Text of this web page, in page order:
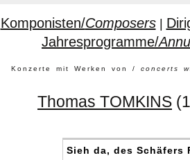
Komponisten/Composers|
Jahresprogramme/
Konzerte mit Werken von / concerts
Thomas TOMKINS
Sieh da, des Schäfers